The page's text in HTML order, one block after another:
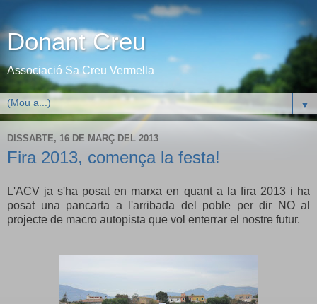
Donant Creu
Associació Sa Creu Vermella
▼
DISSABTE, 16 DE MARÇ DEL 2013
Fira 2013, comença la festa!
L'ACV ja s'ha posat en marxa en quant a la fira 2013 i ha
posat una pancarta a l'arribada del poble per dir NO al
projecte de macro autopista que vol enterrar el nostre futur.